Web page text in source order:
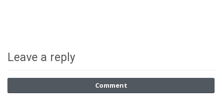
Leave a reply
Comment